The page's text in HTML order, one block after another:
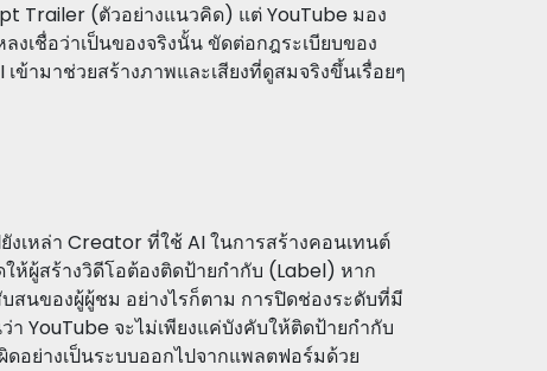
Trailer (ตัวอย่างแนวคิด) แต่ YouTube มอง
เชื่อว่าเป็นของจริงนั้น ขัดต่อกฎระเบียบของ
ข้ามาช่วยสร้างภาพและเสียงที่ดูสมจริงขึ้นเรื่อยๆ
เหล่า Creator ที่ใช้ AI ในการสร้างคอนเทนต์
ห้ผู้สร้างวิดีโอต้องติดป้ายกำกับ (Label) หาก
สนของผู้ผู้ชม อย่างไรก็ตาม การปิดช่องระดับที่มี
YouTube จะไม่เพียงแค่บังคับให้ติดป้ายกำกับ
อย่างเป็นระบบออกไปจากแพลตฟอร์มด้วย